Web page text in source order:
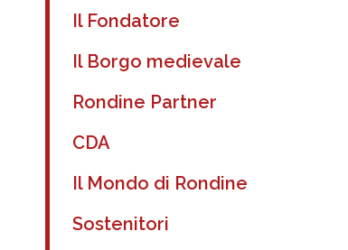
Il Fondatore
Il Borgo medievale
Rondine Partner
CDA
Il Mondo di Rondine
Sostenitori